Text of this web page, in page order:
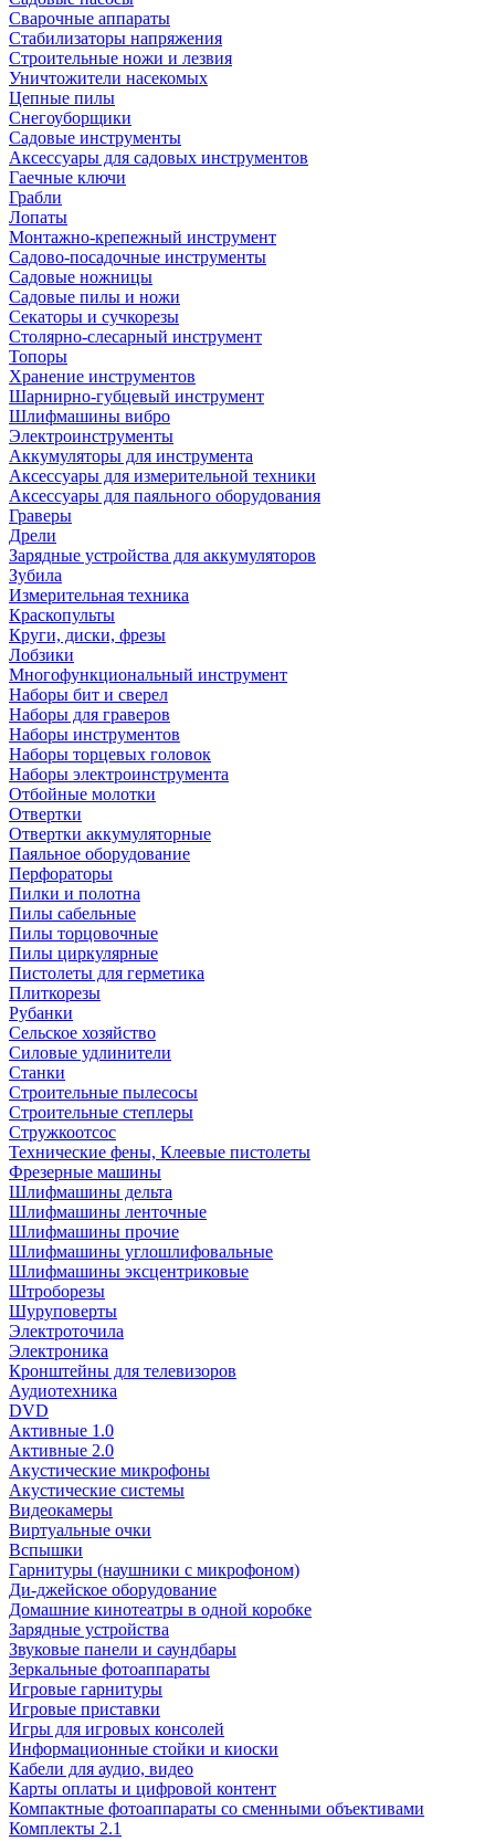
Сварочные аппараты
Стабилизаторы напряжения
Строительные ножи и лезвия
Уничтожители насекомых
Цепные пилы
Снегоуборщики
Садовые инструменты
Аксессуары для садовых инструментов
Гаечные ключи
Грабли
Лопаты
Монтажно-крепежный инструмент
Садово-посадочные инструменты
Садовые ножницы
Садовые пилы и ножи
Секаторы и сучкорезы
Столярно-слесарный инструмент
Топоры
Хранение инструментов
Шарнирно-губцевый инструмент
Шлифмашины вибро
Электроинструменты
Аккумуляторы для инструмента
Аксессуары для измерительной техники
Аксессуары для паяльного оборудования
Граверы
Дрели
Зарядные устройства для аккумуляторов
Зубила
Измерительная техника
Краскопульты
Круги, диски, фрезы
Лобзики
Многофункциональный инструмент
Наборы бит и сверел
Наборы для граверов
Наборы инструментов
Наборы торцевых головок
Наборы электроинструмента
Отбойные молотки
Отвертки
Отвертки аккумуляторные
Паяльное оборудование
Перфораторы
Пилки и полотна
Пилы сабельные
Пилы торцовочные
Пилы циркулярные
Пистолеты для герметика
Плиткорезы
Рубанки
Сельское хозяйство
Силовые удлинители
Станки
Строительные пылесосы
Строительные степлеры
Стружкоотсос
Технические фены, Клеевые пистолеты
Фрезерные машины
Шлифмашины дельта
Шлифмашины ленточные
Шлифмашины прочие
Шлифмашины углошлифовальные
Шлифмашины эксцентриковые
Штроборезы
Шуруповерты
Электроточила
Электроника
Кронштейны для телевизоров
Аудиотехника
DVD
Активные 1.0
Активные 2.0
Акустические микрофоны
Акустические системы
Видеокамеры
Виртуальные очки
Вспышки
Гарнитуры (наушники с микрофоном)
Ди-джейское оборудование
Домашние кинотеатры в одной коробке
Зарядные устройства
Звуковые панели и саундбары
Зеркальные фотоаппараты
Игровые гарнитуры
Игровые приставки
Игры для игровых консолей
Информационные стойки и киоски
Кабели для аудио, видео
Карты оплаты и цифровой контент
Компактные фотоаппараты со сменными объективами
Комплекты 2.1